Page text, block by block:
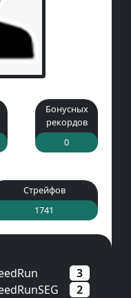
Бонусных
рекордов
0
Стрейфов
1741
3
2